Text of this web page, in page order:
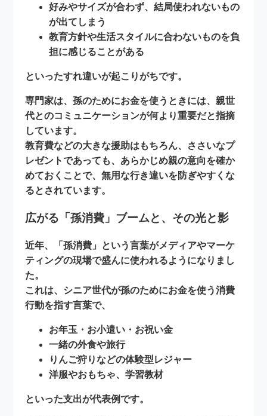
好みやサイズが合わず、結局使われないもの
が出てしまう
教育方針や生活スタイルに合わないものを負
担に感じることがある
といったすれ違いが起こりがちです。
専門家は、孫のためにお金を使うときには、親世
代とのコミュニケーションが何より重要だと指摘
しています。
教育費などの大きな援助はもちろん、ささいなプ
レゼントであっても、あらかじめ親の意向を確か
めておくことで、無用な行き違いを防ぎやすくな
るとされています。
広がる「孫消費」ブームと、その光と影
近年、「孫消費」という言葉がメディアやマーケ
ティングの現場で盛んに使われるようになりまし
た。
これは、シニア世代が孫のためにお金を使う消費
行動を指す言葉で、
お年玉・お小遣い・お祝い金
一緒の外食や旅行
りんご狩りなどの体験型レジャー
洋服やおもちゃ、学習教材
といった支出が代表例です。